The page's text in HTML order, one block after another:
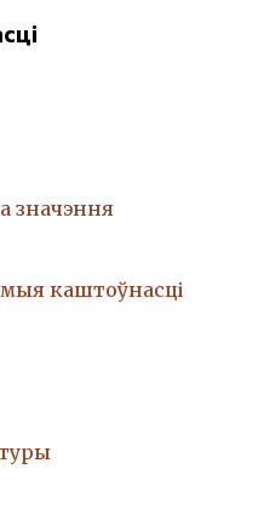
значэння
каштоўнасці